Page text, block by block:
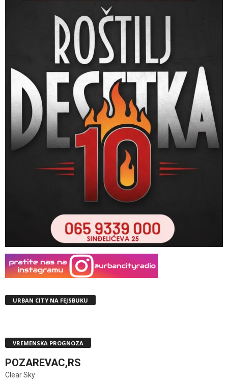
URBAN CITY NA FEJSBUKU
VREMENSKA PROGNOZA
POZAREVAC,RS
Clear Sky